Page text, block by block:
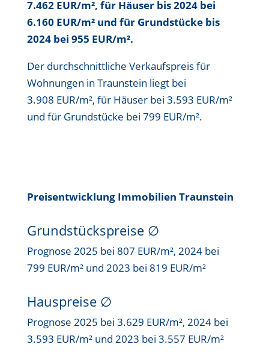
7.462 EUR/m², für Häuser bis2024 bei
6.160 EUR/m²und für Grundstücke bis
2024 bei 955 EUR/m².
Der durchschnittliche Verkaufspreis für
Wohnungen in Traunstein liegt bei
3.908 EUR/m², für Häuser bei 3.593 EUR/m²
und für Grundstücke bei 799 EUR/m².
Preisentwicklung Immobilien Traunstein
Grundstückspreise ∅
Prognose 2025 bei 807 EUR/m², 2024 bei
799 EUR/m² und 2023 bei 819 EUR/m²
Hauspreise ∅
Prognose 2025 bei 3.629 EUR/m², 2024 bei
3.593 EUR/m² und 2023 bei 3.557 EUR/m²